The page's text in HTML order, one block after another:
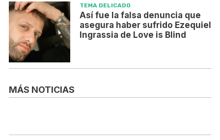
TEMA DELICADO
Así fue la falsa denuncia que
asegura haber sufrido Ezequiel
Ingrassia de Love is Blind
MÁS NOTICIAS